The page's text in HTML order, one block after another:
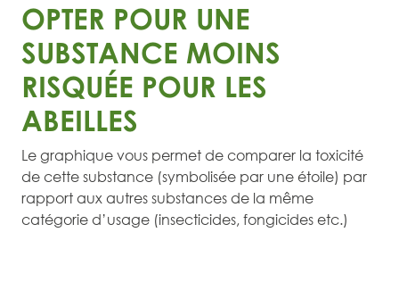
OPTER POUR UNE
SUBSTANCE MOINS
RISQUÉE POUR LES
ABEILLES
Le graphique vous permet de comparer la toxicité
de cette substance (symbolisée par une étoile) par
rapport aux autres substances de la même
catégorie d’usage (insecticides, fongicides etc.)